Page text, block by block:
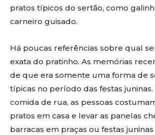
pratos típicos do sertão, como
carneiro guisado.
Há poucas referências sobre qual
exata do pratinho. As memórias
de que era somente uma forma de
típicas no período das festas
comida de rua, as pessoas
pratos em casa e levar as panelas
barracas em praças ou festas